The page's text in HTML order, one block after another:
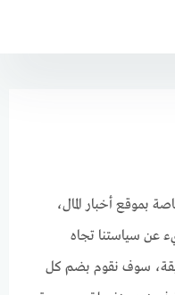
بموقع أخبار المال،
عن سياستنا تجاه
سوف نقوم بضم كل